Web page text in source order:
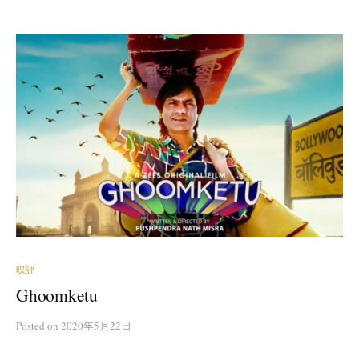
映評
Ghoomketu
Posted on 2020年5月22日